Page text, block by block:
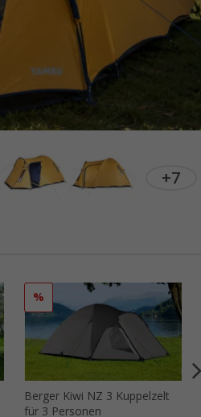
+7
%
Berger Kiwi NZ 3 Kuppelzelt
für 3 Personen